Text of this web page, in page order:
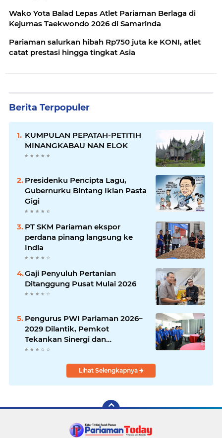
Wako Yota Balad Lepas Atlet Pariaman Berlaga di
Kejurnas Taekwondo 2026 di Samarinda
Pariaman salurkan hibah Rp750 juta ke KONI, atlet
catat prestasi hingga tingkat Asia
Berita Terpopuler
KUMPULAN PEPATAH-PETITIH
MINANGKABAU NAN ELOK
Presidenku Pencipta Lagu,
Gubernurku Bintang Iklan Pasta
Gigi
PT SKM Pariaman ekspor
perdana pinang langsung ke
India
Gaji Penyuluh Pertanian
Ditanggung Pusat Mulai 2026
Pengurus PWI Pariaman 2026–
2029 Dilantik, Pemkot
Tekankan Sinergi dan
Profesionalisme Pers
Lihat Selengkapnya